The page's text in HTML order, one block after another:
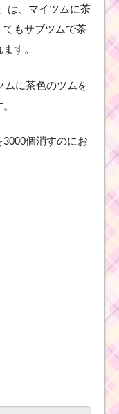
は、マイツムに茶
もサブツムで茶
す。
ムに茶色のツムを
個消すのにお